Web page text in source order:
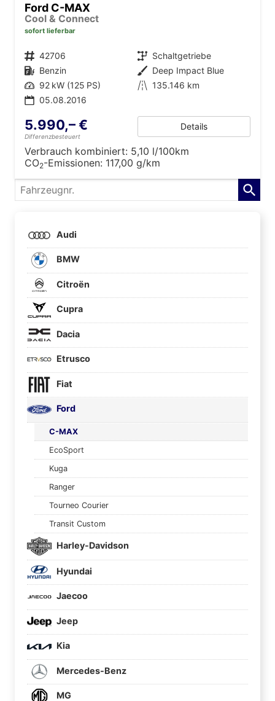
Ford C-MAX
Cool & Connect
sofort lieferbar
Fahrzeugnr. 42706 Getriebe Schaltgetriebe
Kraftstoff Benzin Außenfarbe Deep Impact Blue
Leistung 92 kW (125 PS) Kilometerstand 135.146 km
05.08.2016
5.990,– €
Differenzbesteuert
Details
Verbrauch kombiniert: 5,10 l/100km
CO2-Emissionen: 117,00 g/km
Fahrzeugnr.
Audi
BMW
Citroën
Cupra
Dacia
Etrusco
Fiat
Ford
C-MAX
EcoSport
Kuga
Ranger
Tourneo Courier
Transit Custom
Harley-Davidson
Hyundai
Jaecoo
Jeep
Kia
Mercedes-Benz
MG